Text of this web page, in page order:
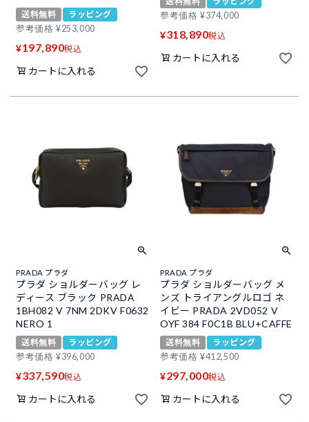
送料無料
ラッピング
参考価格 ¥253,000
¥197,890税込
カートに入れる
参考価格 ¥374,000
¥318,890税込
カートに入れる
PRADA プラダ
プラダ ショルダーバッグ レ
ディース ブラック PRADA
1BH082 V 7NM 2DKV F0632
NERO 1
送料無料
ラッピング
参考価格 ¥396,000
¥337,590税込
カートに入れる
PRADA プラダ
プラダ ショルダーバッグ メ
ンズ トライアングルロゴ ネ
イビー PRADA 2VD052 V
OYF 384 F0C1B BLU+CAFFE
送料無料
ラッピング
参考価格 ¥412,500
¥297,000税込
カートに入れる